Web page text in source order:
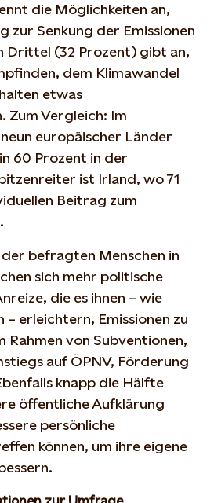
die Möglichkeiten an,
zur Senkung der Emissionen
Drittel (32 Prozent) gibt an,
dem Klimawandel
etwas
Zum Vergleich: Im
europäischer Länder
60 Prozent in der
ist Irland, wo 71
Beitrag zum
befragten Menschen in
sich mehr politische
die es ihnen – wie
– erleichtern, Emissionen zu
Rahmen von Subventionen,
auf ÖPNV, Förderung
knapp die Hälfte
öffentliche Aufklärung
persönliche
können, um ihre eigene